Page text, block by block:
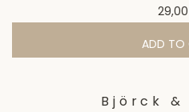
29,00
ADD TO
Björck &